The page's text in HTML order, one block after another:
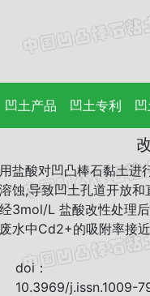
凹土产品 凹土专利
用盐酸对凹凸棒石黏土进
溶蚀,导致凹土孔道开放
经3mol/L 盐酸改性处理
废水中Cd2+的吸附率接
doi：
10.3969/j.issn.1009-